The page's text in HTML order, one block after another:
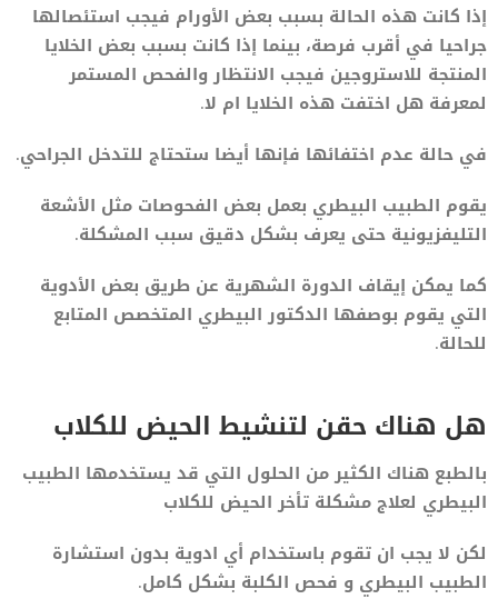
إذا كانت هذه الحالة بسبب بعض الأورام فيجب استئصالها
جراحيا في أقرب فرصة، بينما إذا كانت بسبب بعض الخلايا
المنتجة للاستروجين فيجب الانتظار والفحص المستمر
لمعرفة هل اختفت هذه الخلايا ام لا.
في حالة عدم اختفائها فإنها أيضا ستحتاج للتدخل الجراحي.
يقوم الطبيب البيطري بعمل بعض الفحوصات مثل الأشعة
التليفزيونية حتى يعرف بشكل دقيق سبب المشكلة.
كما يمكن إيقاف الدورة الشهرية عن طريق بعض الأدوية
التي يقوم بوصفها الدكتور البيطري المتخصص المتابع
للحالة.
هل هناك حقن لتنشيط الحيض للكلاب
بالطبع هناك الكثير من الحلول التي قد يستخدمها الطبيب
البيطري لعلاج مشكلة تأخر الحيض للكلاب
لكن لا يجب ان تقوم باستخدام أي ادوية بدون استشارة
الطبيب البيطري و فحص الكلبة بشكل كامل.